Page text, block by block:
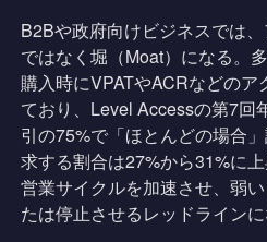
B2Bや政府向けビジネスでは
ではなく堀（Moat）になる。
購入時にVPATやACRなどの
ており、Level Accessの第7回
引の75%で「ほとんどの場合
求する割合は27%から31%に
営業サイクルを加速させ、弱
たは停止させるレッドラインに